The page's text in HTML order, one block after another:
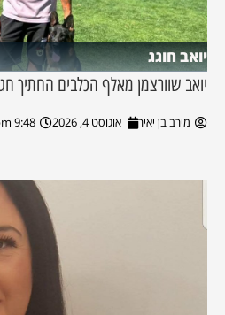
יואב חוגג
יואב שוורצמן מאלף הכלבים החתיך
מירב בן יאיר אוגוסט 4, 2026 9:48 pm